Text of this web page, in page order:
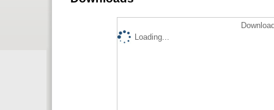
Loading...